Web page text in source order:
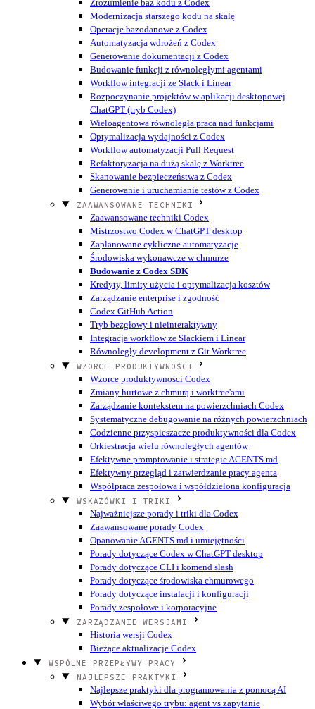
Zrozumienie baz kodu z Codex
Modernizacja starszego kodu na skalę
Operacje bazodanowe z Codex
Automatyzacja wdrożeń z Codex
Generowanie dokumentacji z Codex
Budowanie funkcji z równoległymi agentami
Workflow integracji ze Slack i Linear
Rozpoczynanie projektów w aplikacji desktopowej
ChatGPT (tryb Codex)
Wieloagentowa równoległa praca nad funkcjami
Optymalizacja wydajności z Codex
Workflow automatyzacji Pull Request
Refaktoryzacja na dużą skalę z Worktree
Skanowanie bezpieczeństwa z Codex
Generowanie i uruchamianie testów z Codex
ZAAWANSOWANE TECHNIKI
Zaawansowane techniki Codex
Mistrzostwo Codex w ChatGPT desktop
Zaplanowane cykliczne automatyzacje
Środowiska wykonawcze w chmurze
Budowanie z Codex SDK
Kredyty, limity użycia i optymalizacja kosztów
Zarządzanie enterprise i zgodność
Codex GitHub Action
Tryb bezgłowy i nieinteraktywny
Integracja workflow ze Slackiem i Linear
Równoległy development z Git Worktree
WZORCE PRODUKTYWNOŚCI
Wzorce produktywności Codex
Zmiany hurtowe z chmurą i worktree'ami
Zarządzanie kontekstem na powierzchniach Codex
Systematyczne debugowanie na różnych powierzchniach
Codzienne przyspieszacze produktywności dla Codex
Orkiestracja wielu równoległych agentów
Efektywne promptowanie i strategie AGENTS.md
Efektywny przegląd i zatwierdzanie pracy agenta
Współpraca zespołowa i współdzielona konfiguracja
WSKAZÓWKI I TRIKI
Najważniejsze porady i triki dla Codex
Zaawansowane porady Codex
Opanowanie AGENTS.md i umiejętności
Porady dotyczące Codex w ChatGPT desktop
Porady dotyczące CLI i komend slash
Porady dotyczące środowiska chmurowego
Porady dotyczące instalacji i konfiguracji
Porady zespołowe i korporacyjne
ZARZĄDZANIE WERSJAMI
Historia wersji Codex
Bieżące aktualizacje Codex
WSPÓLNE PRZEPŁYWY PRACY
NAJLEPSZE PRAKTYKI
Najlepsze praktyki dla programowania z pomocą AI
Wybór właściwego trybu: agent vs zapytanie